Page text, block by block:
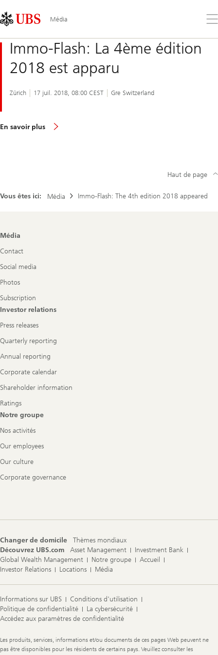
Links
Area
Média
le
Immo-Flash: La 4ème édition
2018 est apparu
Zürich 17 juil. 2018, 08:00 CEST Gre Switzerland
En savoir plus
Vous êtes ici: Média Immo-Flash: The 4th edition 2018 appeared
Haut de page
Footer
Média
Contact
Social media
Photos
Subscription
Investor relations
Press releases
Quarterly reporting
Annual reporting
Corporate calendar
Shareholder information
Ratings
Notre groupe
Nos activités
Our employees
Our culture
Corporate governance
Changer de domicile
Thèmes mondiaux
Découvrez UBS.com
Asset Management
Investment Bank
Global Wealth Management
Notre groupe
Accueil
Investor Relations
Locations Média
Informations sur UBS
Conditions d'utilisation
Politique de confidentialité
La cybersécurité
Accédez aux paramètres de confidentialité
Legal
Information
Les produits, services, informations et/ou documents de ces pages Web peuvent ne
pas être disponibles pour les résidents de certains pays. Veuillez consulter les